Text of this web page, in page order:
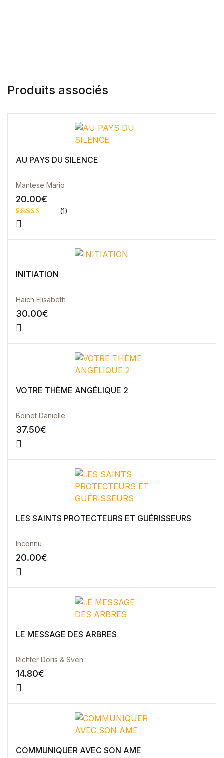
Blog v3
Contact
Terms and Conditions
Produits associés
AU PAYS DU SILENCE
Mantese Mario
20.00€
Noté
sur
1
(1)
INITIATION
Haich Elisabeth
30.00€
VOTRE THÈME ANGÉLIQUE 2
Boinet Danielle
37.50€
LES SAINTS PROTECTEURS ET GUÉRISSEURS
Inconnu
20.00€
LE MESSAGE DES ARBRES
Richter Doris & Sven
14.80€
COMMUNIQUER AVEC SON AME